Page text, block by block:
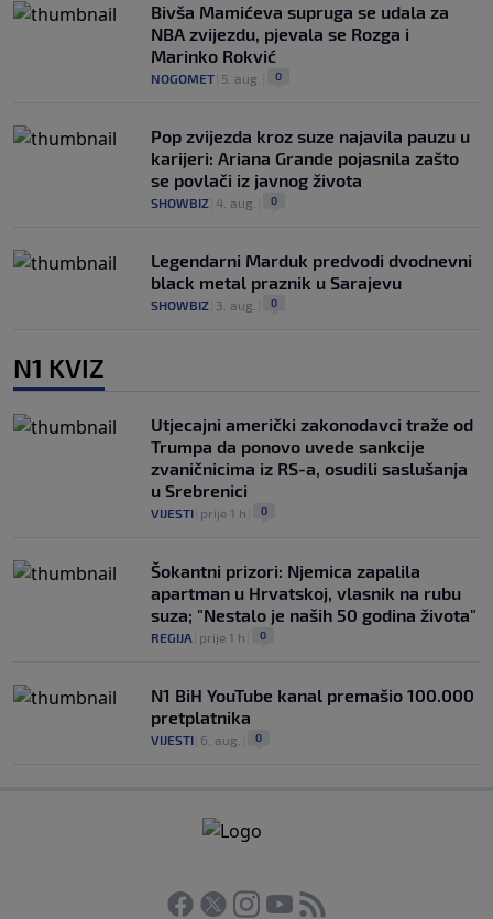
Bivša Mamićeva supruga se udala za
NBA zvijezdu, pjevala se Rozga i
Marinko Rokvić
NOGOMET 5. aug. 0
Pop zvijezda kroz suze najavila pauzu u
karijeri: Ariana Grande pojasnila zašto
se povlači iz javnog života
SHOWBIZ 4. aug. 0
Legendarni Marduk predvodi dvodnevni
black metal praznik u Sarajevu
SHOWBIZ 3. aug. 0
N1 KVIZ
Utjecajni američki zakonodavci traže od
Trumpa da ponovo uvede sankcije
zvaničnicima iz RS-a, osudili saslušanja
u Srebrenici
VIJESTI prije 1 h 0
Šokantni prizori: Njemica zapalila
apartman u Hrvatskoj, vlasnik na rubu
suza; "Nestalo je naših 50 godina života"
REGIJA prije 1 h 0
N1 BiH YouTube kanal premašio 100.000
pretplatnika
VIJESTI 6. aug. 0